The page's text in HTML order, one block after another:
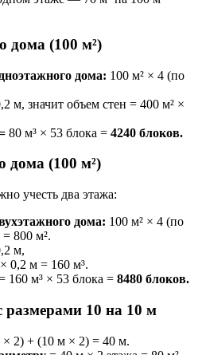
дома (100 м²)
дома: 100 м² × 4 (по
м, значит объем стен = 400 м² ×
80 м³ × 53 блока = 4240 блоков.
дома (100 м²)
учесть два этажа:
дома: 100 м² × 4 (по
800 м².
м,
0,2 м = 160 м³.
160 м³ × 53 блока = 8480 блоков.
размерами 10 на 10 м
× 2) + (10 м × 2) = 40 м.